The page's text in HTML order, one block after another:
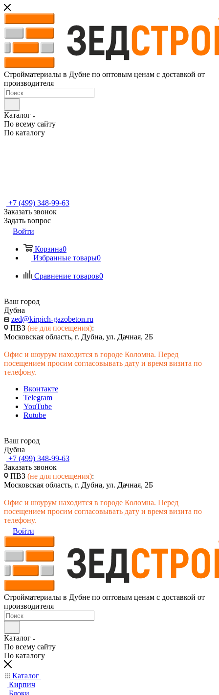
Стройматериалы в Дубне по оптовым ценам с доставкой от
производителя
Каталог
По всему сайту
По каталогу
+7 (499) 348-99-63
Заказать звонок
Задать вопрос
Войти
Корзина0
Избранные товары0
Сравнение товаров0
Ваш город
Дубна
zed@kirpich-gazobeton.ru
ПВЗ (не для посещения):
Московская область, г. Дубна, ул. Дачная, 2Б
Офис и шоурум находится в городе Коломна. Перед
посещением просим согласовывать дату и время визита по
телефону.
Вконтакте
Telegram
YouTube
Rutube
Ваш город
Дубна
+7 (499) 348-99-63
Заказать звонок
ПВЗ (не для посещения):
Московская область, г. Дубна, ул. Дачная, 2Б
Офис и шоурум находится в городе Коломна. Перед
посещением просим согласовывать дату и время визита по
телефону.
Войти
Стройматериалы в Дубне по оптовым ценам с доставкой от
производителя
Каталог
По всему сайту
По каталогу
Каталог
Кирпич
Блоки